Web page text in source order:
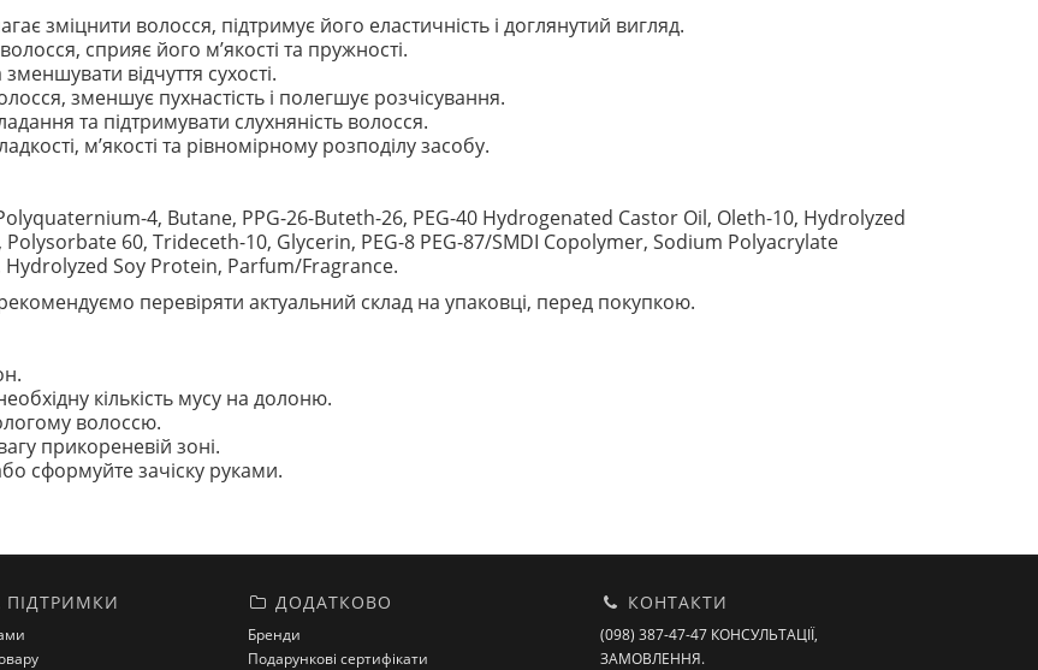
зміцнити волосся, підтримує його еластичність і доглянутий вигляд.
сприяє його м’якості та пружності.
відчуття сухості.
зменшує пухнастість і полегшує розчісування.
та підтримувати слухняність волосся.
м’якості та рівномірному розподілу засобу.
4, Butane, PPG-26-Buteth-26, PEG-40 Hydrogenated Castor Oil, Oleth-10, Hydrolyzed
60, Trideceth-10, Glycerin, PEG-8 PEG-87/SMDI Copolymer, Sodium Polyacrylate
Soy Protein, Parfum/Fragrance.
перевіряти актуальний склад на упаковці, перед покупкою.
кількість мусу на долоню.
волоссю.
прикореневій зоні.
сформуйте зачіску руками.
ПІДТРИМКИ ДОДАТКОВО
Бренди
Подарункові сертифікати
КОНТАКТИ
(098) 387-47-47 КОНСУЛЬТАЦІЇ,
ЗАМОВЛЕННЯ.